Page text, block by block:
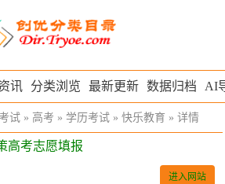
讯 分类浏览 最新更新 数据归档 AI
考试 » 高考 » 学历考试 » 快乐教育 » 详情
高考志愿填报
进入网站